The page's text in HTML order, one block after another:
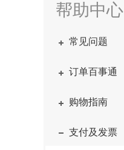
帮助中心
常见问题
订单百事通
购物指南
支付及发票